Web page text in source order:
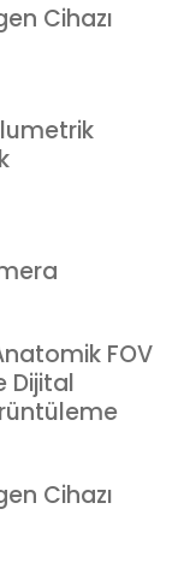
Cihazı
FOV
Dijital
Cihazı